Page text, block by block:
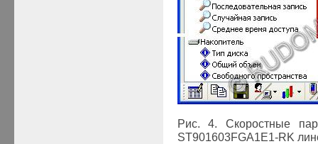
Рис. 4. Скоростные
ST901603FGA1E1-RK